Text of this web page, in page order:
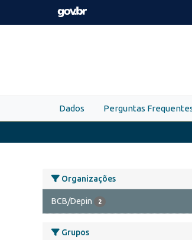
Skip to main content
Dados Perguntas
Organizações
BCB/Depin 2
Grupos